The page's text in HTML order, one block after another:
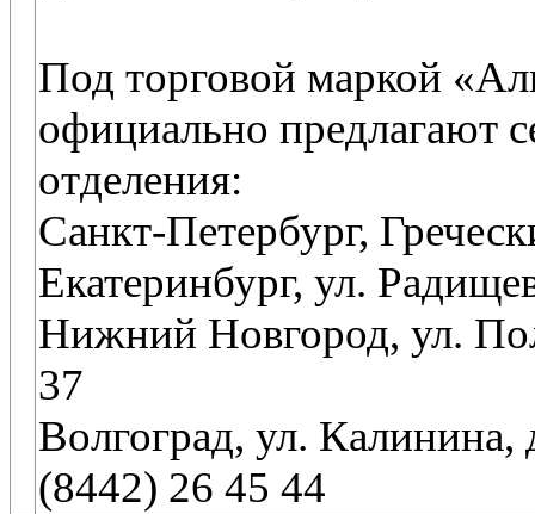
Под торговой маркой
официально предлагают
отделения:
Санкт-Петербург,
Екатеринбург, ул.
Нижний Новгород, ул.
37
Волгоград, ул.
(8442) 26 45 44